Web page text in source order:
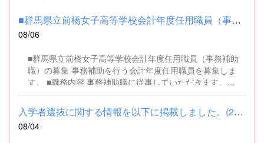
■群馬県立前橋女子高等学校会計年度任用職員（事務補助職）の募集...
08/06
■群馬県立前橋女子高等学校会計年度任用職員（事務補助
職）の募集 事務補助を行う会計年度任用職員を募集しま
す。 ■職務内容 事務補助職に従事していただきます。
SSH（スーパーサイエンスハイスクール）事業にかかるパ
ソコンでの文書・資料作成、データ入力・整理事務、電話
対応、書類の整理、その他事務補助業務全般 ■募集人数 １
名 ■募集対象 以下の条件を満たしている方 基本的なパソコ
入学者選抜に関する情報を以下に掲載しました。(2026.8.4) ■令和...
08/04